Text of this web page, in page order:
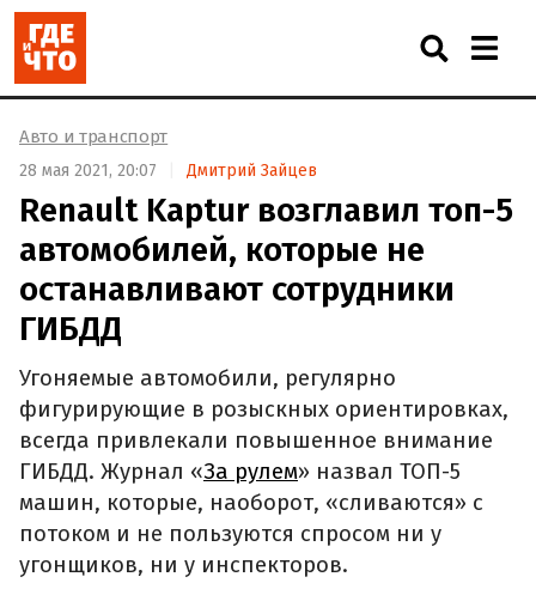
Авто и транспорт
28 мая 2021, 20:07 Дмитрий Зайцев
Renault Kaptur возглавил топ-5
автомобилей, которые не
останавливают сотрудники
ГИБДД
Угоняемые автомобили, регулярно
фигурирующие в розыскных ориентировках,
всегда привлекали повышенное внимание
ГИБДД. Журнал «За рулем» назвал ТОП-5
машин, которые, наоборот, «сливаются» с
потоком и не пользуются спросом ни у
угонщиков, ни у инспекторов.